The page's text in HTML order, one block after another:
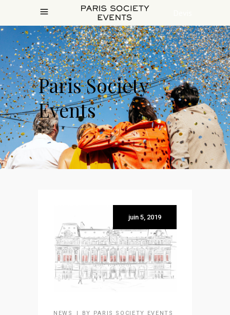
Paris Society
Events
juin 5, 2019
NEWS BY PARIS SOCIETY EVENTS